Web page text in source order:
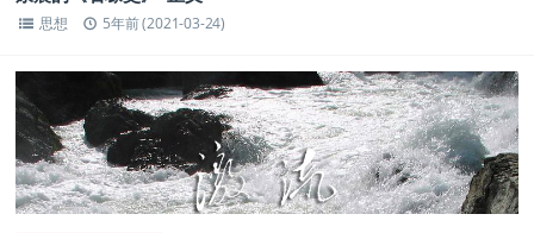
思想 5年前 (2021-03-24)